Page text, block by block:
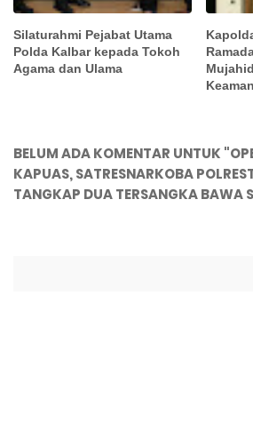
Silaturahmi Pejabat Utama
Polda Kalbar kepada Tokoh
Agama dan Ulama
BELUM ADA KOMENTAR UNTUK
KAPUAS, SATRESNARKOBA
TANGKAP DUA TERSANGKA BAWA